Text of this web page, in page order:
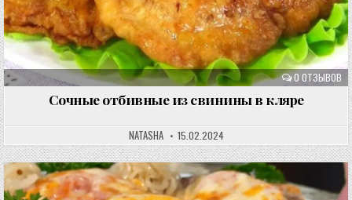
0 ОТЗЫВОВ
Сочные отбивные из свинины в кляре
NATASHA 15.02.2024